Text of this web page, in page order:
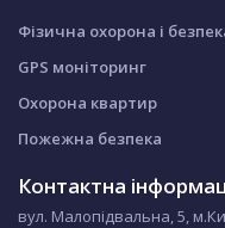
Фізична охорона і
GPS моніторинг
Охорона квартир
Пожежна безпека
Контактна
вул. Малопідвальна, 5,